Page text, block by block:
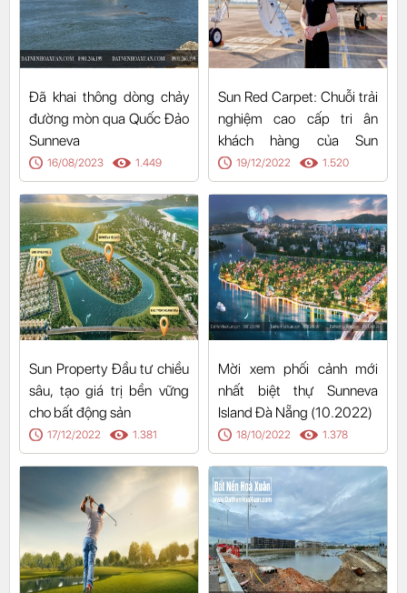
Đã khai thông dòng chảy
đường mòn qua Quốc Đảo
Sunneva
16/08/2023 1.449
Sun Red Carpet: Chuỗi trải
nghiệm cao cấp tri ân
khách hàng của Sun
Property
19/12/2022 1.520
Sun Property Đầu tư chiều
sâu, tạo giá trị bền vững
cho bất động sản
17/12/2022 1.381
Mời xem phối cảnh mới
nhất biệt thự Sunneva
Island Đà Nẵng (10.2022)
18/10/2022 1.378